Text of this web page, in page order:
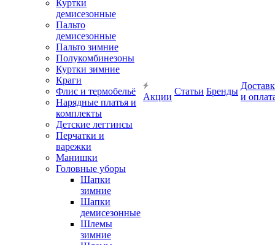
Куртки
демисезонные
Пальто
демисезонные
Пальто зимние
Полукомбинезоны
Куртки зимние
Краги
Флис и термобельё
Нарядные платья и
комплекты
Детские леггинсы
Перчатки и
варежки
Манишки
Головные уборы
Шапки
зимние
Шапки
демисезонные
Шлемы
зимние
Акции
Статьи Бренды
и